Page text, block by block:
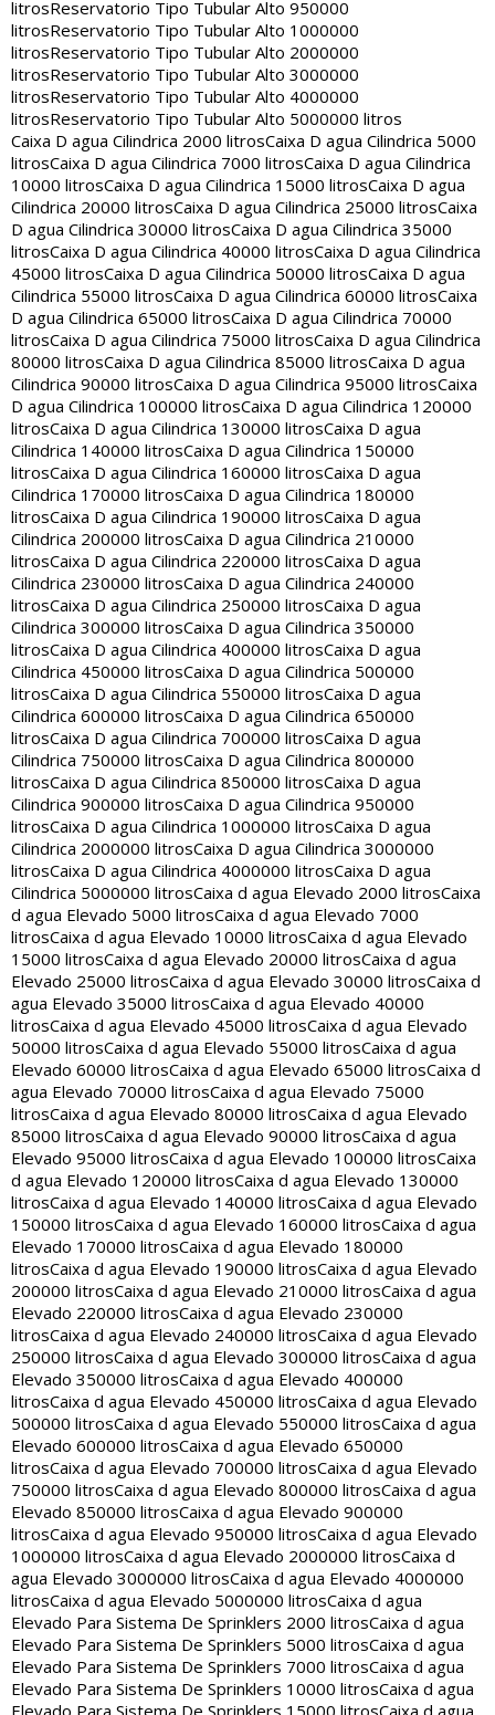
litrosReservatorio Tipo Tubular Alto 950000
litrosReservatorio Tipo Tubular Alto 1000000
litrosReservatorio Tipo Tubular Alto 2000000
litrosReservatorio Tipo Tubular Alto 3000000
litrosReservatorio Tipo Tubular Alto 4000000
litrosReservatorio Tipo Tubular Alto 5000000 litros
Caixa D agua Cilindrica 2000 litrosCaixa D agua Cilindrica 5000
litrosCaixa D agua Cilindrica 7000 litrosCaixa D agua Cilindrica
10000 litrosCaixa D agua Cilindrica 15000 litrosCaixa D agua
Cilindrica 20000 litrosCaixa D agua Cilindrica 25000 litrosCaixa
D agua Cilindrica 30000 litrosCaixa D agua Cilindrica 35000
litrosCaixa D agua Cilindrica 40000 litrosCaixa D agua Cilindrica
45000 litrosCaixa D agua Cilindrica 50000 litrosCaixa D agua
Cilindrica 55000 litrosCaixa D agua Cilindrica 60000 litrosCaixa
D agua Cilindrica 65000 litrosCaixa D agua Cilindrica 70000
litrosCaixa D agua Cilindrica 75000 litrosCaixa D agua Cilindrica
80000 litrosCaixa D agua Cilindrica 85000 litrosCaixa D agua
Cilindrica 90000 litrosCaixa D agua Cilindrica 95000 litrosCaixa
D agua Cilindrica 100000 litrosCaixa D agua Cilindrica 120000
litrosCaixa D agua Cilindrica 130000 litrosCaixa D agua
Cilindrica 140000 litrosCaixa D agua Cilindrica 150000
litrosCaixa D agua Cilindrica 160000 litrosCaixa D agua
Cilindrica 170000 litrosCaixa D agua Cilindrica 180000
litrosCaixa D agua Cilindrica 190000 litrosCaixa D agua
Cilindrica 200000 litrosCaixa D agua Cilindrica 210000
litrosCaixa D agua Cilindrica 220000 litrosCaixa D agua
Cilindrica 230000 litrosCaixa D agua Cilindrica 240000
litrosCaixa D agua Cilindrica 250000 litrosCaixa D agua
Cilindrica 300000 litrosCaixa D agua Cilindrica 350000
litrosCaixa D agua Cilindrica 400000 litrosCaixa D agua
Cilindrica 450000 litrosCaixa D agua Cilindrica 500000
litrosCaixa D agua Cilindrica 550000 litrosCaixa D agua
Cilindrica 600000 litrosCaixa D agua Cilindrica 650000
litrosCaixa D agua Cilindrica 700000 litrosCaixa D agua
Cilindrica 750000 litrosCaixa D agua Cilindrica 800000
litrosCaixa D agua Cilindrica 850000 litrosCaixa D agua
Cilindrica 900000 litrosCaixa D agua Cilindrica 950000
litrosCaixa D agua Cilindrica 1000000 litrosCaixa D agua
Cilindrica 2000000 litrosCaixa D agua Cilindrica 3000000
litrosCaixa D agua Cilindrica 4000000 litrosCaixa D agua
Cilindrica 5000000 litrosCaixa d agua Elevado 2000 litrosCaixa
d agua Elevado 5000 litrosCaixa d agua Elevado 7000
litrosCaixa d agua Elevado 10000 litrosCaixa d agua Elevado
15000 litrosCaixa d agua Elevado 20000 litrosCaixa d agua
Elevado 25000 litrosCaixa d agua Elevado 30000 litrosCaixa d
agua Elevado 35000 litrosCaixa d agua Elevado 40000
litrosCaixa d agua Elevado 45000 litrosCaixa d agua Elevado
50000 litrosCaixa d agua Elevado 55000 litrosCaixa d agua
Elevado 60000 litrosCaixa d agua Elevado 65000 litrosCaixa d
agua Elevado 70000 litrosCaixa d agua Elevado 75000
litrosCaixa d agua Elevado 80000 litrosCaixa d agua Elevado
85000 litrosCaixa d agua Elevado 90000 litrosCaixa d agua
Elevado 95000 litrosCaixa d agua Elevado 100000 litrosCaixa
d agua Elevado 120000 litrosCaixa d agua Elevado 130000
litrosCaixa d agua Elevado 140000 litrosCaixa d agua Elevado
150000 litrosCaixa d agua Elevado 160000 litrosCaixa d agua
Elevado 170000 litrosCaixa d agua Elevado 180000
litrosCaixa d agua Elevado 190000 litrosCaixa d agua Elevado
200000 litrosCaixa d agua Elevado 210000 litrosCaixa d agua
Elevado 220000 litrosCaixa d agua Elevado 230000
litrosCaixa d agua Elevado 240000 litrosCaixa d agua Elevado
250000 litrosCaixa d agua Elevado 300000 litrosCaixa d agua
Elevado 350000 litrosCaixa d agua Elevado 400000
litrosCaixa d agua Elevado 450000 litrosCaixa d agua Elevado
500000 litrosCaixa d agua Elevado 550000 litrosCaixa d agua
Elevado 600000 litrosCaixa d agua Elevado 650000
litrosCaixa d agua Elevado 700000 litrosCaixa d agua Elevado
750000 litrosCaixa d agua Elevado 800000 litrosCaixa d agua
Elevado 850000 litrosCaixa d agua Elevado 900000
litrosCaixa d agua Elevado 950000 litrosCaixa d agua Elevado
1000000 litrosCaixa d agua Elevado 2000000 litrosCaixa d
agua Elevado 3000000 litrosCaixa d agua Elevado 4000000
litrosCaixa d agua Elevado 5000000 litrosCaixa d agua
Elevado Para Sistema De Sprinklers 2000 litrosCaixa d agua
Elevado Para Sistema De Sprinklers 5000 litrosCaixa d agua
Elevado Para Sistema De Sprinklers 7000 litrosCaixa d agua
Elevado Para Sistema De Sprinklers 10000 litrosCaixa d agua